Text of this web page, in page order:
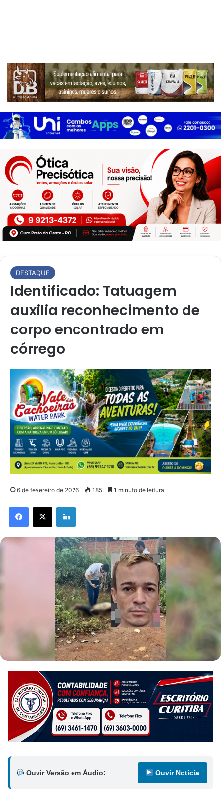
DESTAQUE
Identificado: Tatuagem
auxilia reconhecimento de
corpo encontrado em
córrego
6 de fevereiro de 2026 185 1 minuto de leitura
Facebook
X Linkedin
Ouvir Versão em Áudio: Ouvir Notícia